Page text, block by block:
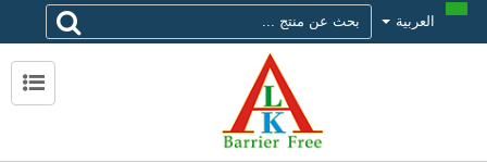
العربية